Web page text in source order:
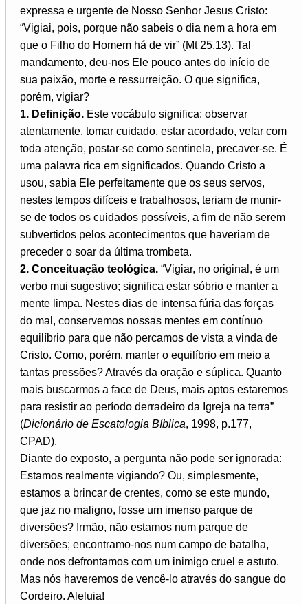
expressa e urgente de Nosso Senhor Jesus Cristo:
“Vigiai, pois, porque não sabeis o dia nem a hora em
que o Filho do Homem há de vir” (Mt 25.13). Tal
mandamento, deu-nos Ele pouco antes do início de
sua paixão, morte e ressurreição. O que significa,
porém, vigiar?
1. Definição. Este vocábulo significa: observar
atentamente, tomar cuidado, estar acordado, velar com
toda atenção, postar-se como sentinela, precaver-se. É
uma palavra rica em significados. Quando Cristo a
usou, sabia Ele perfeitamente que os seus servos,
nestes tempos difíceis e trabalhosos, teriam de munir-
se de todos os cuidados possíveis, a fim de não serem
subvertidos pelos acontecimentos que haveriam de
preceder o soar da última trombeta.
2. Conceituação teológica. “Vigiar, no original, é um
verbo mui sugestivo; significa estar sóbrio e manter a
mente limpa. Nestes dias de intensa fúria das forças
do mal, conservemos nossas mentes em contínuo
equilíbrio para que não percamos de vista a vinda de
Cristo. Como, porém, manter o equilíbrio em meio a
tantas pressões? Através da oração e súplica. Quanto
mais buscarmos a face de Deus, mais aptos estaremos
para resistir ao período derradeiro da Igreja na terra”
(Dicionário de Escatologia Bíblica, 1998, p.177,
CPAD).
Diante do exposto, a pergunta não pode ser ignorada:
Estamos realmente vigiando? Ou, simplesmente,
estamos a brincar de crentes, como se este mundo,
que jaz no maligno, fosse um imenso parque de
diversões? Irmão, não estamos num parque de
diversões; encontramo-nos num campo de batalha,
onde nos defrontamos com um inimigo cruel e astuto.
Mas nós haveremos de vencê-lo através do sangue do
Cordeiro. Aleluia!